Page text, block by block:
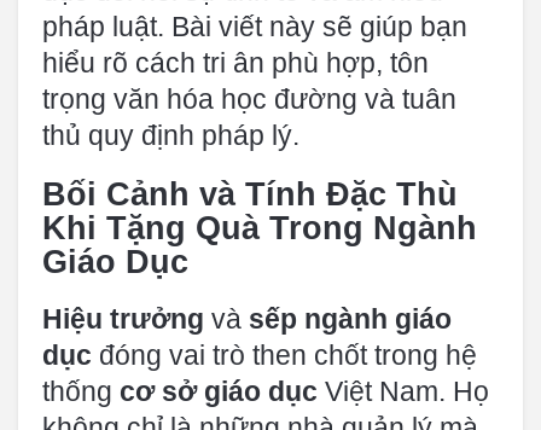
pháp luật. Bài viết này sẽ giúp bạn
hiểu rõ cách tri ân phù hợp, tôn
trọng văn hóa học đường và tuân
thủ quy định pháp lý.
Bối Cảnh và Tính Đặc Thù
Khi Tặng Quà Trong Ngành
Giáo Dục
Hiệu trưởng và sếp ngành giáo
dục đóng vai trò then chốt trong hệ
thống cơ sở giáo dục Việt Nam. Họ